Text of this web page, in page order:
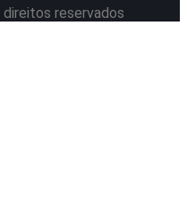
reservados